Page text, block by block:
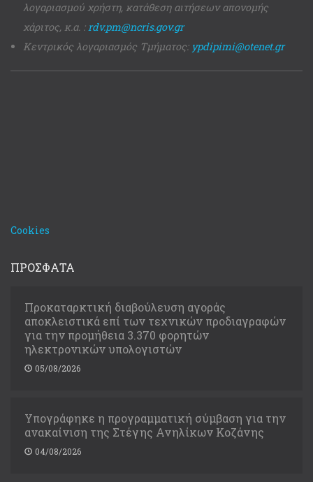
λογαριασμού χρήστη, κατάθεση αιτήσεων απονομής
χάριτος, κ.α. :rdv.pm@ncris.gov.gr
Κεντρικός λογαριασμός Τμήματος: ypdipimi@otenet.gr
Cookies
ΠΡΟΣΦΑΤΑ
Προκαταρκτική διαβούλευση αγοράς
αποκλειστικά επί των τεχνικών προδιαγραφών
για την προμήθεια 3.370 φορητών
ηλεκτρονικών υπολογιστών
05/08/2026
Υπογράφηκε η προγραμματική σύμβαση για την
ανακαίνιση της Στέγης Ανηλίκων Κοζάνης
04/08/2026